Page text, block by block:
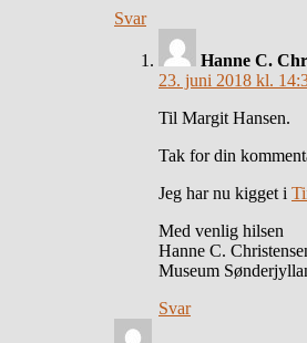
Svar
Hanne C.
23. juni 2018 kl.
Til Margit Hansen.
Tak for din
Jeg har nu kigget i
Med venlig hilsen
Hanne C.
Museum
Svar